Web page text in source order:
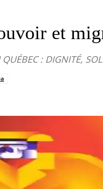
et
QUÉBEC : DIGNITÉ,